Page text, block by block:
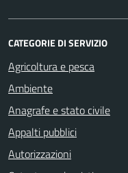
CATEGORIE DI SERVIZIO
Agricoltura e pesca
Ambiente
Anagrafe e stato civile
Appalti pubblici
Autorizzazioni